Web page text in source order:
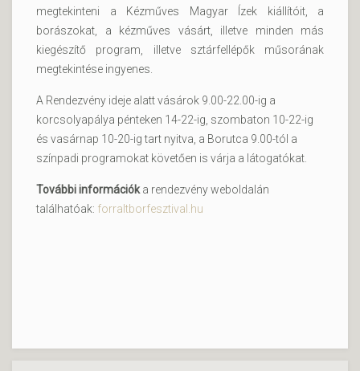
megtekinteni a Kézműves Magyar Ízek kiállítóit, a
borászokat, a kézműves vásárt, illetve minden más
kiegészítő program, illetve sztárfellépők műsorának
megtekintése ingyenes.
A Rendezvény ideje alatt vásárok 9.00-22.00-ig a
korcsolyapálya pénteken 14-22-ig, szombaton 10-22-ig
és vasárnap 10-20-ig tart nyitva, a Borutca 9.00-tól a
színpadi programokat követően is várja a látogatókat.
További információka rendezvény weboldalán
találhatóak: forraltborfesztival.hu